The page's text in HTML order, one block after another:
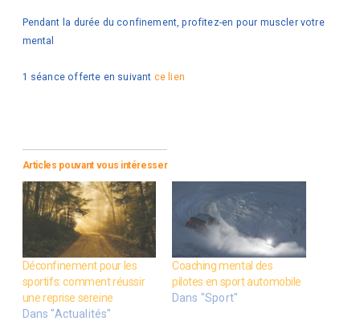
Pendant la durée du confinement, profitez-en pour muscler votre
mental
1 séance offerte en suivant ce lien
Articles pouvant vous intéresser
Déconfinement pour les
sportifs: comment réussir
une reprise sereine
Dans "Actualités"
Coaching mental des
pilotes en sport automobile
Dans "Sport"